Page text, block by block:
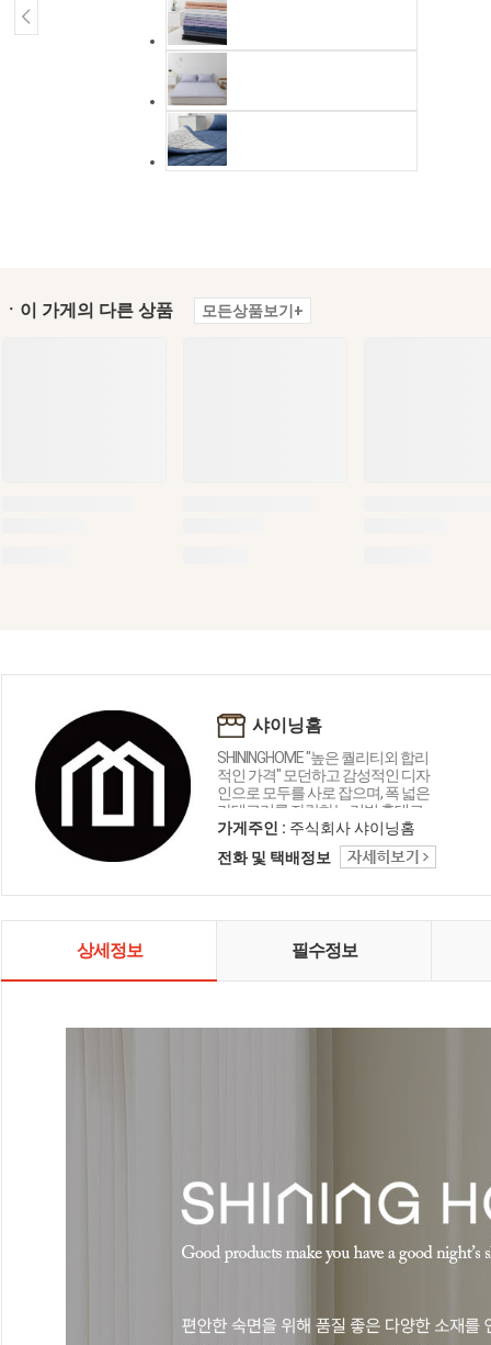
ㆍ이 가게의 다른 상품 모든상품보기+
샤이닝홈
SHININGHOME "높은 퀄리티외 합리
적인 가격" 모던하고 감성적인 디자
인으로 모두를 사로 잡으며, 폭 넓은
카테고리를 자랑하는 리빙 홈데코
인테리어 샤이닝홈입니다.
가게주인 : 주식회사 샤이닝홈
전화 및 택배정보
상세정보 필수정보